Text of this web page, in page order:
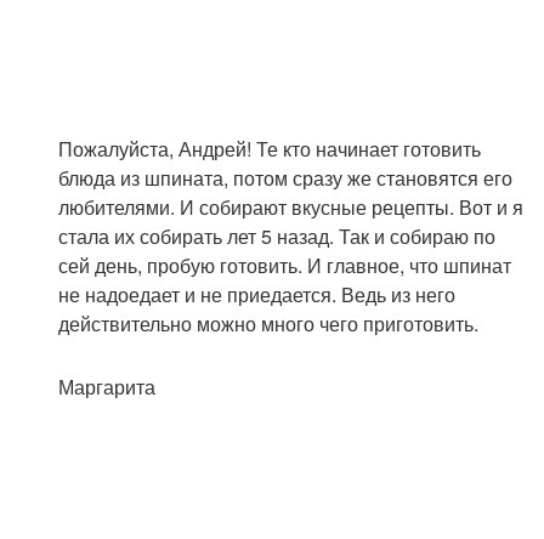
Пожалуйста, Андрей! Те кто начинает готовить
блюда из шпината, потом сразу же становятся его
любителями. И собирают вкусные рецепты. Вот и я
стала их собирать лет 5 назад. Так и собираю по
сей день, пробую готовить. И главное, что шпинат
не надоедает и не приедается. Ведь из него
действительно можно много чего приготовить.
Маргарита